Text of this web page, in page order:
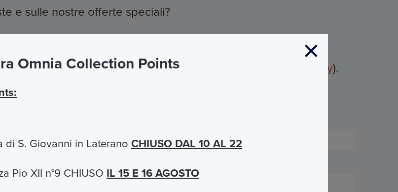
e sulle nostre offerte speciali?
il tuo nome, cognome ed indirizzo e- mail.
norme italiane sulla privacy (vedi la nostra pagina
Privacy).
Omnia Collection Points
di S. Giovanni in Laterano CHIUSO DAL 10 AL 22
Pio XII n°9 CHIUSO IL 15 E 16 AGOSTO